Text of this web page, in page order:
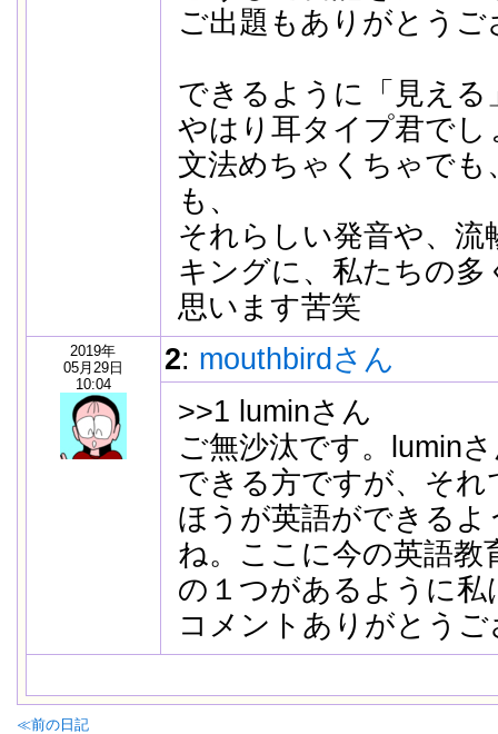
ご出題もありがとうご
できるように「見える
やはり耳タイプ君でし
文法めちゃくちゃでも
も、
それらしい発音や、
キングに、私たちの
思います苦笑
2019年
05月29日
10:04
2: mouthbirdさん
>>1 luminさん
ご無沙汰です。lumin
できる方ですが、そ
ほうが英語ができる
ね。ここに今の英語教
の１つがあるように私
コメントありがとう
≪前の日記